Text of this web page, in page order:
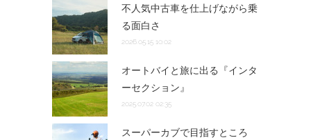
不人気中古車を仕上げながら乗
る面白さ
2026.05.15 10:02
オートバイと旅に出る『インタ
ーセクション』
2025.07.02 02:35
スーパーカブで目指すところ